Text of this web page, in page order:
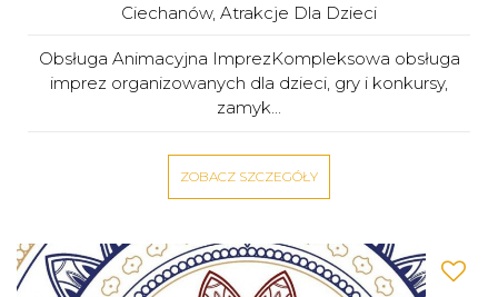
Ciechanów, Atrakcje Dla Dzieci
Obsługa Animacyjna ImprezKompleksowa obsługa
imprez organizowanych dla dzieci, gry i konkursy,
zamyk...
ZOBACZ SZCZEGÓŁY